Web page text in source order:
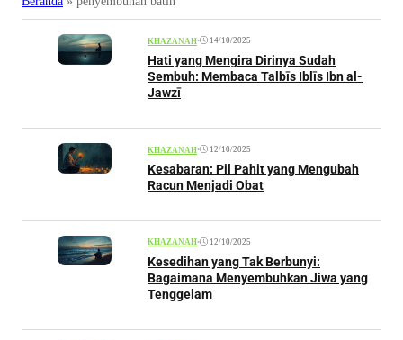
KHAZANAH• 14/10/2025
Hati yang Mengira Dirinya Sudah
Sembuh: Membaca Talbīs Iblīs Ibn al-
Jawzī
KHAZANAH• 12/10/2025
Kesabaran: Pil Pahit yang Mengubah
Racun Menjadi Obat
KHAZANAH• 12/10/2025
Kesedihan yang Tak Berbunyi:
Bagaimana Menyembuhkan Jiwa yang
Tenggelam